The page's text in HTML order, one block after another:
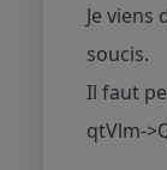
Je viens
soucis.
Il faut
qtVlm-